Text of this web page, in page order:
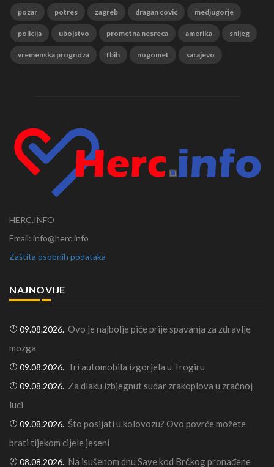
pozar potres zagreb dragan covic medjugorje
policija ubojstvo prometna nesreca amerika snijeg
vremenska prognoza fbih nogomet sarajevo
HERC.INFO
Email: info@herc.info
Zaštita osobnih podataka
NAJNOVIJE
09.08.2026. Ovo je najbolje piće prije spavanja za zdravlje
mozga
09.08.2026. Tri automobila izgorjela u Trogiru
09.08.2026. Za dlaku izbjegnut sudar zrakoplova u zračnoj
luci
09.08.2026. Što posijati u kolovozu? Ovo povrće možete
brati tijekom cijele jeseni
08.08.2026. Na isušenom dnu Save kod Brčkog pronađene